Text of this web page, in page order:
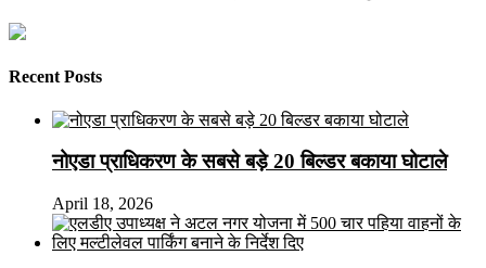
Recent Posts
नोएडा प्राधिकरण के सबसे बड़े 20 बिल्डर बकाया घोटाले
April 18, 2026